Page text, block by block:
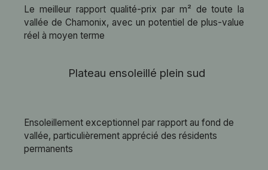
Le meilleur rapport qualité-prix par m² de toute la
vallée de Chamonix, avec un potentiel de plus-value
réel à moyen terme
Plateau ensoleillé plein sud
Ensoleillement exceptionnel par rapport au fond de
vallée, particulièrement apprécié des résidents
permanents